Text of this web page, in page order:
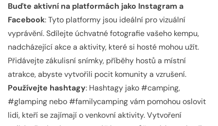
Buďte aktivní na platformách jako Instagram a
Facebook: Tyto platformy jsou ideální pro vizuální
vyprávění. Sdílejte úchvatné fotografie vašeho kempu,
nadcházející akce a aktivity, které si hosté mohou užít.
Přidávejte zákulisní snímky, příběhy hostů a místní
atrakce, abyste vytvořili pocit komunity a vzrušení.
Používejte hashtagy: Hashtagy jako #camping,
#glamping nebo #familycamping vám pomohou oslovit
lidi, kteří se zajímají o venkovní aktivity. Vytvoření